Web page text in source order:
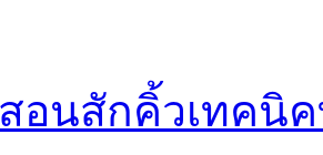
อนสักคิ้วเทคนิ